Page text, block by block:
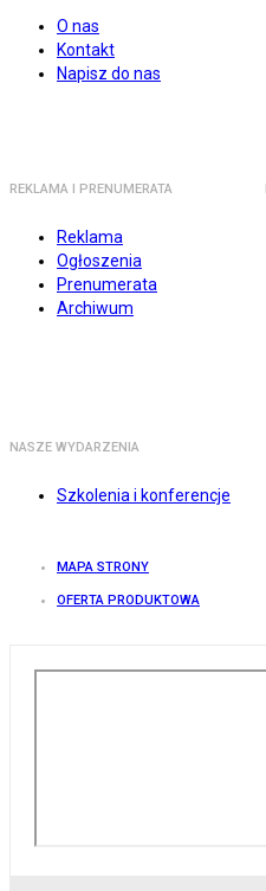
O nas
Kontakt
Napisz do nas
REKLAMA I PRENUMERATA
Reklama
Ogłoszenia
Prenumerata
Archiwum
NASZE WYDARZENIA
Szkolenia i konferencje
MAPA STRONY
OFERTA PRODUKTOWA